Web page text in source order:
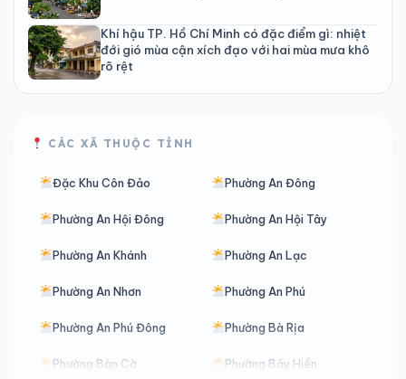
Khí hậu TP. Hồ Chí Minh có đặc điểm gì: nhiệt
đới gió mùa cận xích đạo với hai mùa mưa khô
rõ rệt
CÁC XÃ THUỘC TỈNH
Đặc Khu Côn Đảo Phường An Đông
Phường An Hội Đông Phường An Hội Tây
Phường An Khánh Phường An Lạc
Phường An Nhơn Phường An Phú
Phường An Phú Đông Phường Bà Rịa
Phường Bàn Cờ Phường Bảy Hiền